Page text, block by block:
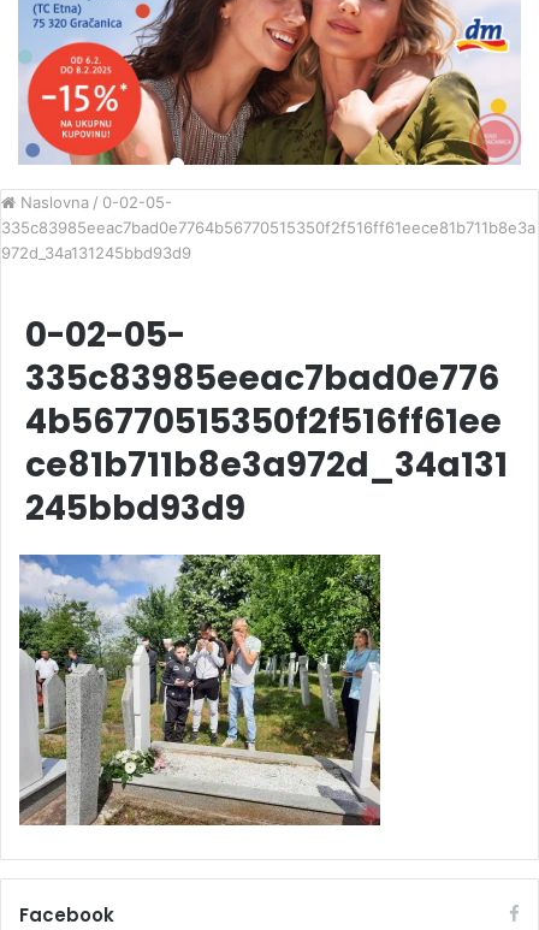
Naslovna / 0-02-05-
335c83985eeac7bad0e7764b56770515350f2f516ff61eece81b711b8e3a
972d_34a131245bbd93d9
0-02-05-
335c83985eeac7bad0e776
4b56770515350f2f516ff61ee
ce81b711b8e3a972d_34a131
245bbd93d9
Facebook